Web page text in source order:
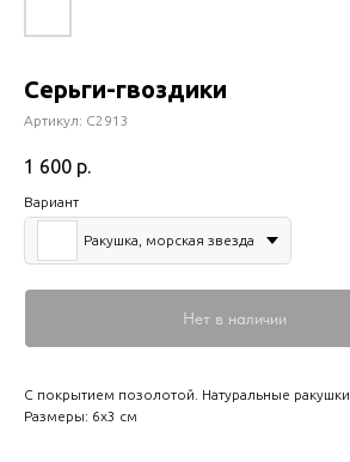
Серьги-гвоздики
Артикул: С2913
1 600 р.
Вариант
Ракушка, морская звезда
Нет в наличии
С покрытием позолотой. Натуральные ракушки
Размеры: 6х3 см